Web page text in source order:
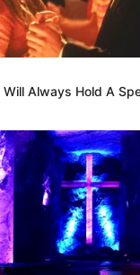
Always Hold A